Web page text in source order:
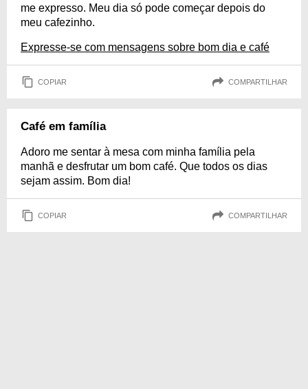
me expresso. Meu dia só pode começar depois do
meu cafezinho.
Expresse-se com mensagens sobre bom dia e café
COPIAR COMPARTILHAR
Café em família
Adoro me sentar à mesa com minha família pela
manhã e desfrutar um bom café. Que todos os dias
sejam assim. Bom dia!
COPIAR COMPARTILHAR